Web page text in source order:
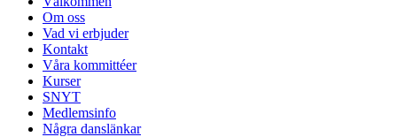
Om oss
Vad vi erbjuder
Kontakt
Våra kommittéer
Kurser
SNYT
Medlemsinfo
Några danslänkar